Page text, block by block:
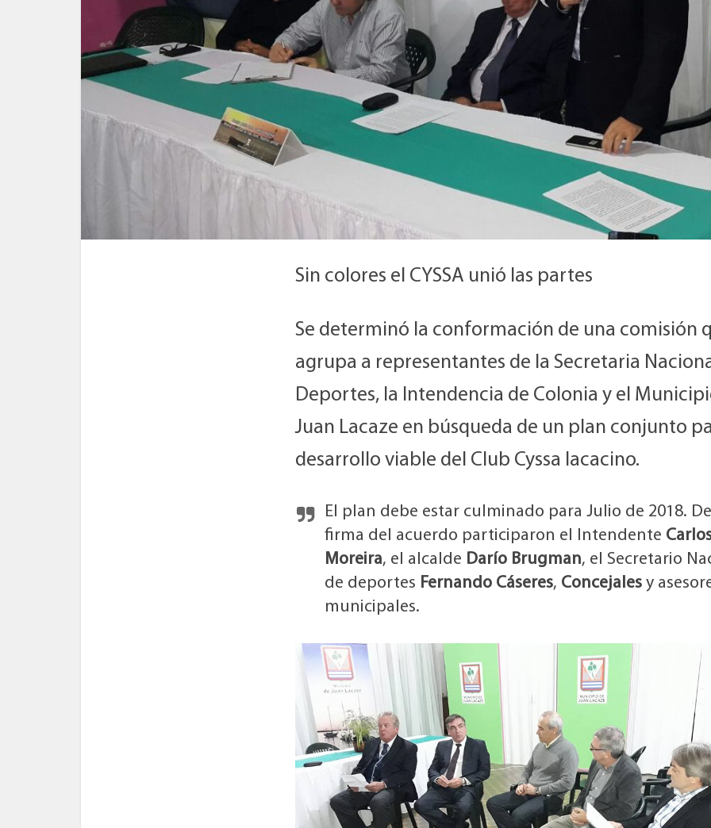
Sin colores el CYSSA unió las partes
Se determinó la conformación de una comisión
agrupa a representantes de la Secretaria
Deportes, la Intendencia de Colonia y el
Juan Lacaze en búsqueda de un plan conjunto
desarrollo viable del Club Cyssa lacacino.
El plan debe estar culminado para Julio de 2018.
firma del acuerdo participaron el Intendente
Moreira, el alcalde Darío Brugman, el Secretario
de deportes Fernando Cáseres, Concejales y
municipales.